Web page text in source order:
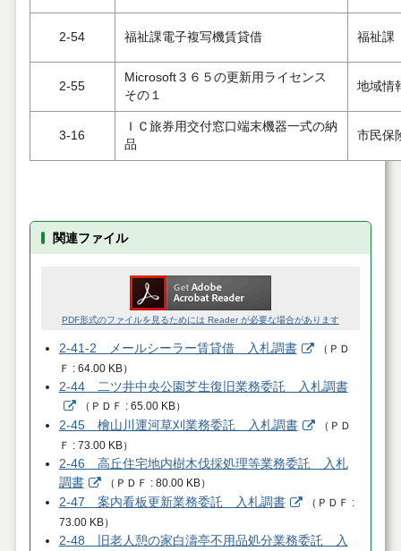
2-54 福祉課電子複写機賃貸借 福祉課
2-55
Microsoft３６５の更新用ライセンス
その１
地域情
3-16
ＩＣ旅券用交付窓口端末機器一式の納
品
市民保
関連ファイル
PDF形式のファイルを見るためには Reader が必要な場合があります
2-41-2 メールシーラー賃貸借 入札調書 （ ＰＤ
Ｆ
64.00 KB）
2-44 二ツ井中央公園芝生復旧業務委託 入札調書
（ ＰＤＦ 65.00 KB）
2-45 檜山川運河草刈業務委託 入札調書 （ ＰＤ
Ｆ
73.00 KB）
2-46 高丘住宅地内樹木伐採処理等業務委託 入札
調書
（ ＰＤＦ 80.00 KB）
2-47 案内看板更新業務委託 入札調書 （ ＰＤＦ
73.00 KB）
2-48 旧老人憩の家白濤亭不用品処分業務委託 入